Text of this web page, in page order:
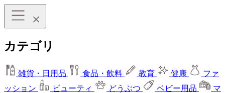
カテゴリ
雑貨・日用品 食品・飲料 教育 健康
ファ
ッション
ビューティ どうぶつ ベビー用品
マ